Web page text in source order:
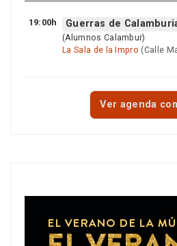
19:00h Guerras de
(Alumnos Calambur)
La Sala de la Impro (Calle
Ver agenda